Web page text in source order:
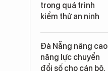
trong quá trình
kiểm thử an ninh
Đà Nẵng nâng cao
năng lực chuyển
đổi số cho cán bộ,